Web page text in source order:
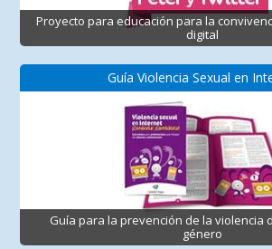
Proyecto para educación para la
digital
Guía Violencia Sexual en
Guía para la prevención de la violencia
género